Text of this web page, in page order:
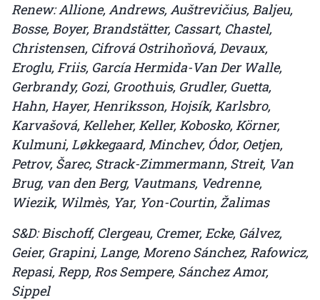
Renew: Allione, Andrews, Auštrevičius, Baljeu,
Bosse, Boyer, Brandstätter, Cassart, Chastel,
Christensen, Cifrová Ostrihoňová, Devaux,
Eroglu, Friis, García Hermida-Van Der Walle,
Gerbrandy, Gozi, Groothuis, Grudler, Guetta,
Hahn, Hayer, Henriksson, Hojsík, Karlsbro,
Karvašová, Kelleher, Keller, Kobosko, Körner,
Kulmuni, Løkkegaard, Minchev, Ódor, Oetjen,
Petrov, Šarec, Strack-Zimmermann, Streit, Van
Brug, van den Berg, Vautmans, Vedrenne,
Wiezik, Wilmès, Yar, Yon-Courtin, Žalimas
S&D: Bischoff, Clergeau, Cremer, Ecke, Gálvez,
Geier, Grapini, Lange, Moreno Sánchez, Rafowicz,
Repasi, Repp, Ros Sempere, Sánchez Amor,
Sippel